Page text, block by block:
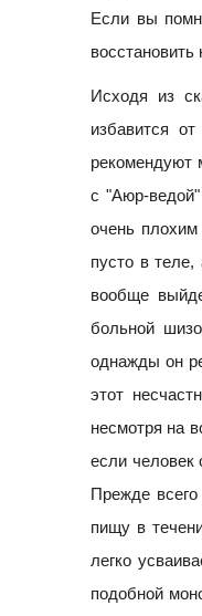
Если вы
Исходя из
избавится
рекомендуют
с "Аюр-
очень
пусто в теле,
вообще
больной
однажды он
этот
несмотря на
если человек
Прежде
пищу в
легко
подобной